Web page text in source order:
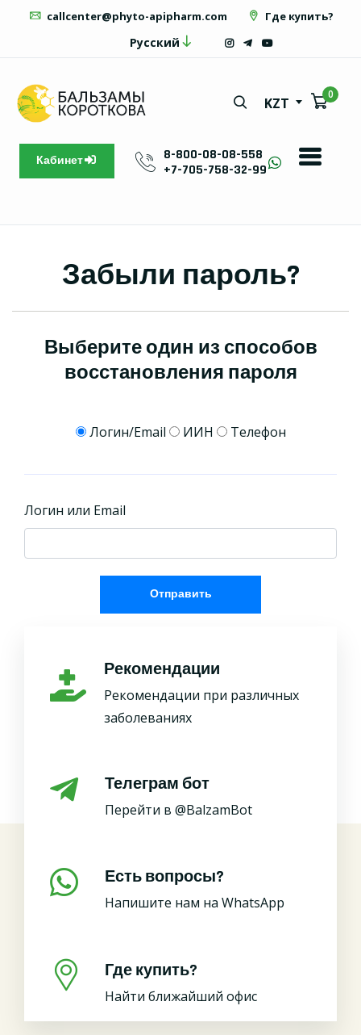
callcenter@phyto-apipharm.com Где купить?
Русский
KZT
0
Кабинет
8-800-08-08-558
+7-705-758-32-99
Забыли пароль?
Выберите один из способов
восстановления пароля
Логин/Email ИИН Телефон
Логин или Email
Отправить
Рекомендации
Рекомендации при различных
заболеваниях
Телеграм бот
Перейти в @BalzamBot
Есть вопросы?
Напишите нам на WhatsApp
Где купить?
Найти ближайший офис